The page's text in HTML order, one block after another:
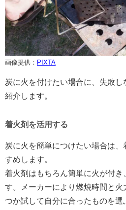
画像提供： PIXTA
炭に火を付けたい場合に、失敗
紹介します。
着火剤を活用する
炭に火を簡単につけたい場合は
すめします。
着火剤はもちろん簡単に火が付き
す。メーカーにより燃焼時間と火
つか試して自分に合ったものを選